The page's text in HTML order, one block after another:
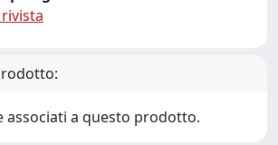
associati a questo prodotto.